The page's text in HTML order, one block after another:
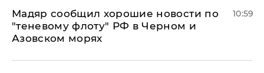
Мадяр сообщил хорошие новости по
"теневому флоту" РФ в Черном и
Азовском морях
10:59